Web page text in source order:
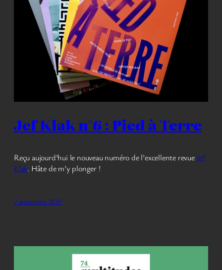
Jef Klak n°6 : Pied à Terre
Reçu aujourd’hui le nouveau numéro de l’excellente revue Jef
Klak. Hâte de m’y plonger !
7 septembre 2019